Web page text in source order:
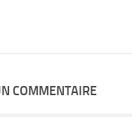
COMMENTAIRE